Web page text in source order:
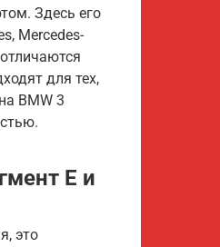
Здесь его
Mercedes-
для тех,
BMW 3
E и
это